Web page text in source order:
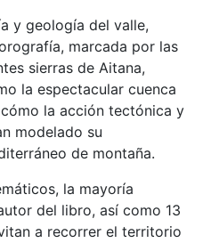
y geología del valle,
marcada por las
sierras de Aitana,
la espectacular cuenca
la acción tectónica y
modelado su
de montaña.
la mayoría
del libro, así como 13
a recorrer el territorio